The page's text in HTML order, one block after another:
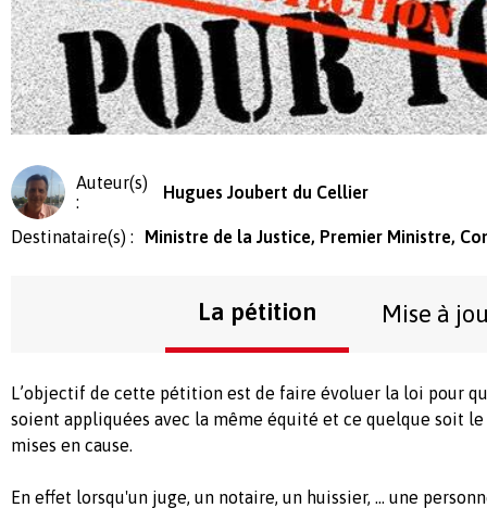
Auteur(s)
:
Hugues Joubert du Cellier
Destinataire(s) : Ministre de la Justice, Premier Ministre,
La pétition Mise à
L’objectif de cette pétition est de faire évoluer la loi pour
soient appliquées avec la même équité et ce quelque soit
mises en cause.
En effet lorsqu'un juge, un notaire, un huissier, ... une